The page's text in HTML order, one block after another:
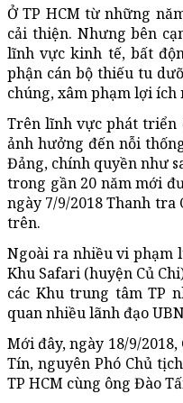
Ở TP HCM từ những
cải thiện. Nhưng bên
lĩnh vực kinh tế, bất
phận cán bộ thiếu tu
chúng, xâm phạm lợi
Trên lĩnh vực phát triển
ảnh hưởng đến nỗi
Đảng, chính quyền như
trong gần 20 năm mới
ngày 7/9/2018 Thanh
trên.
Ngoài ra nhiều vi phạm
Khu Safari (huyện Củ
các Khu trung tâm TP
quan nhiều lãnh đạo
Mới đây, ngày 18/9/
Tín, nguyên Phó Chủ
TP HCM cùng ông Đào